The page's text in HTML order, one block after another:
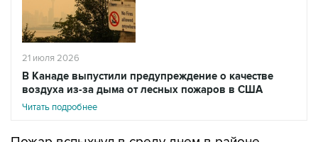
21 июля 2026
В Канаде выпустили предупреждение о качестве
воздуха из-за дыма от лесных пожаров в США
Читать подробнее